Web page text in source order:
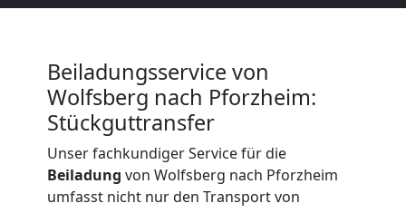
Beiladungsservice von
Wolfsberg nach Pforzheim:
Stückguttransfer
Unser fachkundiger Service für die
Beiladung von Wolfsberg nach Pforzheim
umfasst nicht nur den Transport von
International
Internationaler
Umzug